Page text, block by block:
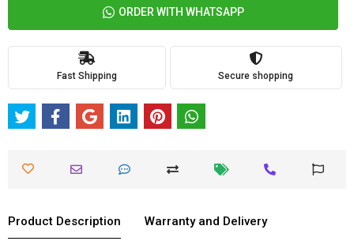
ORDER WITH WHATSAPP
Fast Shipping Secure shopping
Product Description Warranty and Delivery